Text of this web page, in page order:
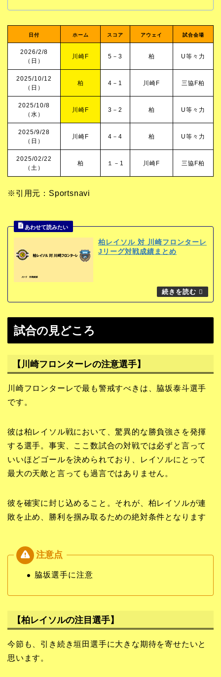
日付 ホーム スコア アウェイ 試合会場
2026/2/8
（日）
川崎F 5－3 柏 U等々力
2025/10/12
（日）
柏 4－1 川崎F 三協F柏
2025/10/8
（水）
川崎F 3－2 柏 U等々力
2025/9/28
（日）
川崎F 4－4 柏 U等々力
2025/02/22
（土）
柏 １－1 川崎F 三協F柏
※引用元：Sportsnavi
柏レイソル 対 川崎フロンターレ
Jリーグ対戦成績まとめ
試合の見どころ
【川崎フロンターレの注意選手】
川崎フロンターレで最も警戒すべきは、脇坂泰斗選手
です。
彼は柏レイソル戦において、驚異的な勝負強さを発揮
する選手。事実、ここ数試合の対戦では必ずと言って
いいほどゴールを決められており、レイソルにとって
最大の天敵と言っても過言ではありません。
彼を確実に封じ込めること。それが、柏レイソルが連
敗を止め、勝利を掴み取るための絶対条件となります
脇坂選手に注意
【柏レイソルの注目選手】
今節も、引き続き垣田選手に大きな期待を寄せたいと
思います。